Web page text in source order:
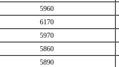
5960
6170
5970
5860
5890